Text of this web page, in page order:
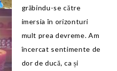
grăbindu-se către
imersia în orizonturi
mult prea devreme. Am
încercat sentimente de
dor de ducă, ca și